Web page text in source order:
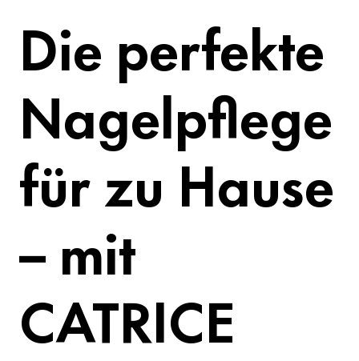
Die perfekte
Nagelpflege
für zu Hause
– mit
CATRICE